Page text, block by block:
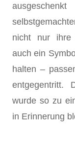
nicht nur ihre
auch ein
halten –
entgegentritt.
wurde so zu
in Erinnerung